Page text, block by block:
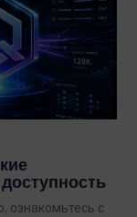
ознакомьтесь с